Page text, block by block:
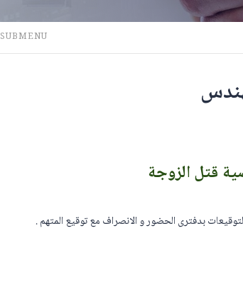
SUBMENU
قتل الزوجة
بدفترى الحضور و الانصراف مع توقيع المتهم .